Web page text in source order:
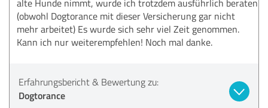
alte Hunde nimmt, wurde ich trotzdem ausführlich beraten
(obwohl Dogtorance mit dieser Versicherung gar nicht
mehr arbeitet) Es wurde sich sehr viel Zeit genommen.
Kann ich nur weiterempfehlen! Noch mal danke.
Erfahrungsbericht & Bewertung zu:
Dogtorance